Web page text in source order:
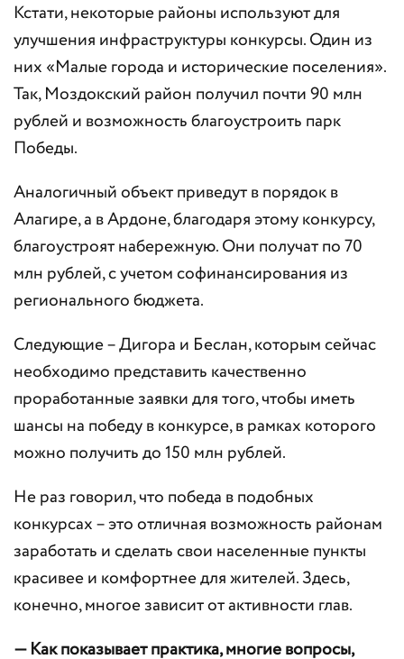
Кстати, некоторые районы используют для
улучшения инфраструктуры конкурсы. Один из
них «Малые города и исторические поселения».
Так, Моздокский район получил почти 90 млн
рублей и возможность благоустроить парк
Победы.
Аналогичный объект приведут в порядок в
Алагире, а в Ардоне, благодаря этому конкурсу,
благоустроят набережную. Они получат по 70
млн рублей, с учетом софинансирования из
регионального бюджета.
Следующие – Дигора и Беслан, которым сейчас
необходимо представить качественно
проработанные заявки для того, чтобы иметь
шансы на победу в конкурсе, в рамках которого
можно получить до 150 млн рублей.
Не раз говорил, что победа в подобных
конкурсах – это отличная возможность районам
заработать и сделать свои населенные пункты
красивее и комфортнее для жителей. Здесь,
конечно, многое зависит от активности глав.
— Как показывает практика, многие вопросы,